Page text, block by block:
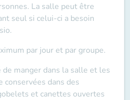
La salle peut être
seul si celui-ci a besoin
.
par jour et par groupe.
manger dans la salle et les
conservées dans des
et canettes ouvertes